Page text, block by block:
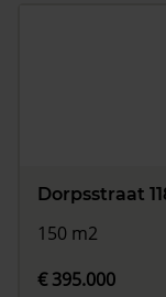
Dorpsstraat
150 m2
€ 395.000